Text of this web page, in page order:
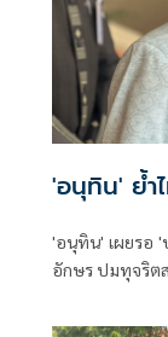
'อนุทิน' ย้ำ
'อนุทิน' เผยรอ
อักษร ปมทุจริต
เต้นได้ ชี้รีเซ็ต